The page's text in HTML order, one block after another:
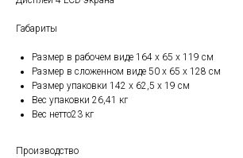
Габариты
Размер в рабочем виде 164 х 65 х 119 см
Размер в сложенном виде 50 х 65 х 128 см
Размер упаковки 142 х 62,5 х 19 см
Вес упаковки 26,41 кг
Вес нетто23 кг
Производство